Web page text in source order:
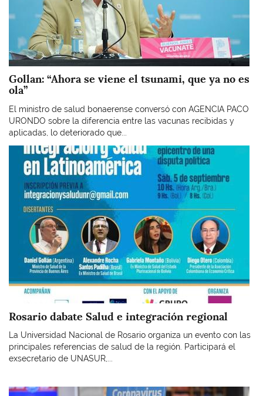
Gollan: “Ahora se viene el tsunami, que ya no es
ola”
El ministro de salud bonaerense conversó con AGENCIA PACO
URONDO sobre la diferencia entre las vacunas recibidas y
aplicadas, lo deteriorado que...
Imagen
Rosario dabate Salud e integración regional
La Universidad Nacional de Rosario organiza un evento con las
principales referencias de salud de la región. Participará el
exsecretario de UNASUR,...
Imagen